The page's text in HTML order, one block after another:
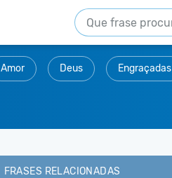
Amor Deus Engraçadas
FRASES RELACIONADAS